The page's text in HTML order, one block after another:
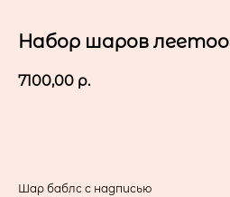
Набор шаров леетоо
7100,00 р.
Шар баблс с надписью